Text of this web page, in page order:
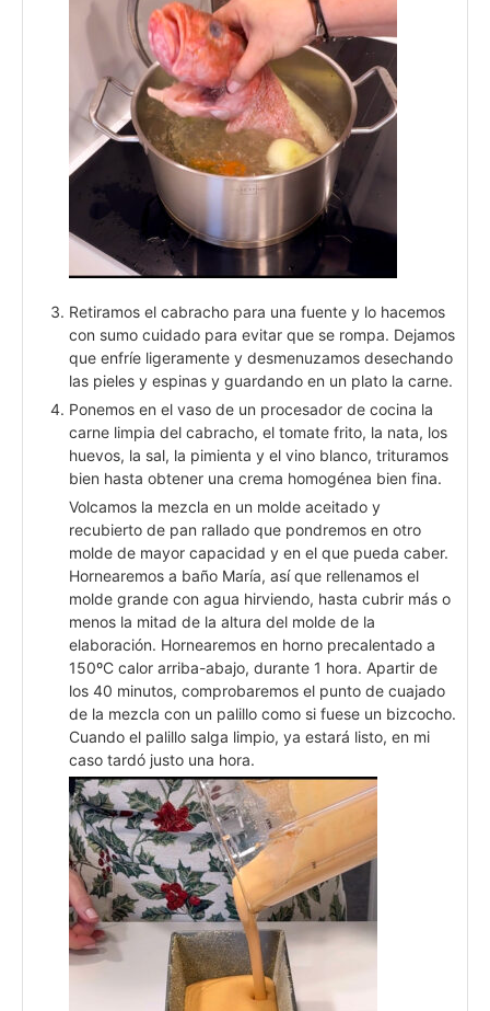
Retiramos el cabracho para una fuente y lo hacemos
con sumo cuidado para evitar que se rompa. Dejamos
que enfríe ligeramente y desmenuzamos desechando
las pieles y espinas y guardando en un plato la carne.
Ponemos en el vaso de un procesador de cocina la
carne limpia del cabracho, el tomate frito, la nata, los
huevos, la sal, la pimienta y el vino blanco, trituramos
bien hasta obtener una crema homogénea bien fina.
Volcamos la mezcla en un molde aceitado y
recubierto de pan rallado que pondremos en otro
molde de mayor capacidad y en el que pueda caber.
Hornearemos a baño María, así que rellenamos el
molde grande con agua hirviendo, hasta cubrir más o
menos la mitad de la altura del molde de la
elaboración. Hornearemos en horno precalentado a
150ºC calor arriba-abajo, durante 1 hora. Apartir de
los 40 minutos, comprobaremos el punto de cuajado
de la mezcla con un palillo como si fuese un bizcocho.
Cuando el palillo salga limpio, ya estará listo, en mi
caso tardó justo una hora.